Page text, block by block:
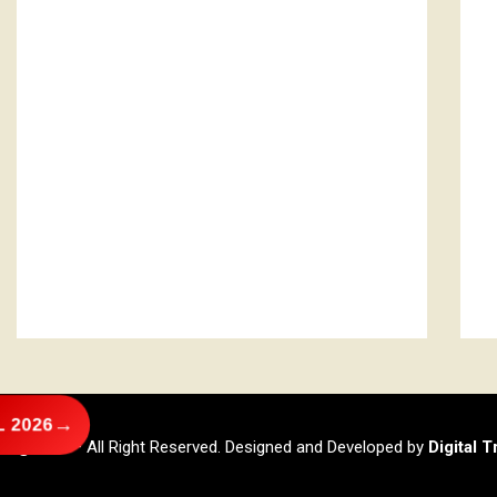
@2026 – All Right Reserved. Designed and Developed by Digital
2026 →